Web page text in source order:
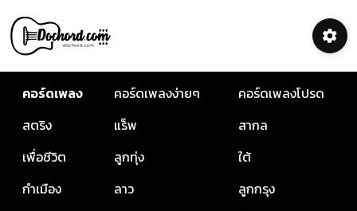
คอร์ดเพลง คอร์ดเพลงง่ายๆ
คอร์ดเพลงโปรด
สตริง
แร็พ
สากล
เพื่อชีวิต
ลูกทุ่ง
ใต้
กำเมือง
ลาว
ลูกกรุง